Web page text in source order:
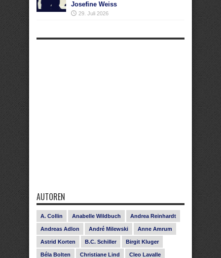
Josefine Weiss
29. Juli 2026
AUTOREN
A. Collin Anabelle Wildbuch Andrea Reinhardt
Andreas Adlon André Milewski Anne Amrum
Astrid Korten B.C. Schiller Birgit Kluger
Béla Bolten Christiane Lind Cleo Lavalle